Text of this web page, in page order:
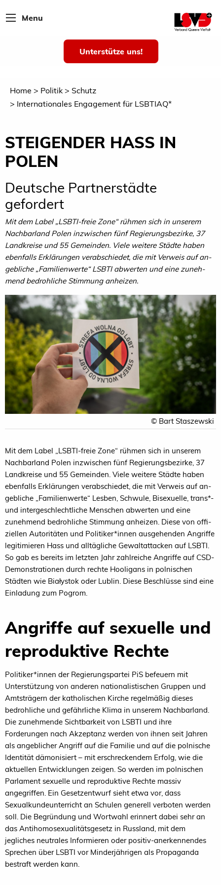
Menu
Unterstütze uns!
Home Politik
Schutz
Internationales Engagement für LSBTIAQ*
STEIGENDER HASS IN
POLEN
Deutsche Partnerstädte
gefordert
Mit dem Label „LSBTI-freie Zone“ rühmen sich in unserem
Nachbarland Polen inzwischen fünf Regierungsbezirke, 37
Landkreise und 55 Ge­meinden. Viele weitere Städte haben
ebenfalls Erklä­rungen ver­abschiedet, die mit Verweis auf an­
gebliche „Familienwerte“ LSBTI abwerten und eine zuneh­
mend bedrohliche Stimmung anheizen.
© Bart Staszewski
Mit dem Label „LSBTI-freie Zone“ rühmen sich in unserem
Nachbarland Polen inzwischen fünf Regierungsbezirke, 37
Landkreise und 55 Ge­meinden. Viele weitere Städte haben
ebenfalls Erklä­rungen ver­abschiedet, die mit Verweis auf an­
gebliche „Familienwerte“ Lesben, Schwule, Bisexu­elle, trans*-
und inter­geschlecht­liche Men­­schen abwerten und eine
zuneh­mend bedrohliche Stimmung anheizen. Diese von offi­
ziellen Autoritäten und Politiker*innen ausgehen­den An­­griffe
legitimieren Hass und all­tägliche Gewalt­at­ta­cken auf LSBTI.
So gab es bereits im letzten Jahr zahlreiche Angriffe auf CSD-
Demon­strationen durch rechte Hooligans in polnischen
Städten wie Białystok oder Lublin. Diese Beschlüsse sind eine
Einladung zum Pogrom.
Angriffe auf sexuelle und
reproduktive Rechte
Politiker*innen der Regierungspartei PiS be­­feuern mit
Unterstützung von anderen nationalistischen Gruppen und
Amtsträgern der katholischen Kirche regelmäßig dieses
bedrohliche und gefährliche Klima in unserem Nachbarland.
Die zunehmende Sichtbarkeit von LSBTI und ihre
Forderungen nach Akzeptanz werden von ihnen seit Jahren
als angeblicher Angriff auf die Familie und auf die polnische
Identität dämonisiert – mit erschreckendem Erfolg, wie die
aktuellen Entwicklungen zeigen. So werden im polnischen
Parlament sexuelle und reproduktive Rechte massiv
angegriffen. Ein Gesetzentwurf sieht etwa vor, dass
Sexualkundeunterricht an Schulen generell verboten werden
soll. Die Begründung und Wortwahl erinnert dabei sehr an
das Antihomosexualitäts­gesetz in Russland, mit dem
jegliches neutrales Infor­mieren oder positiv-anerkennendes
Sprechen über LSBTI vor Minderjährigen als Propaganda
bestraft werden kann.